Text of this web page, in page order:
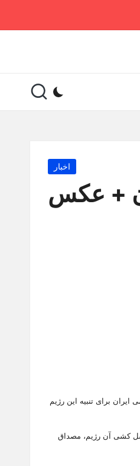
Posted
اخبار
+ عکس
برای تنبیه این رژیم
کشی آن رژیم، مصداق